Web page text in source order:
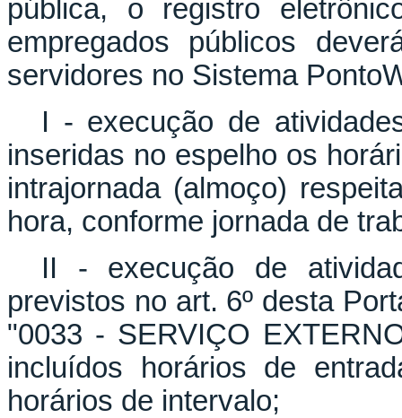
pública, o registro
empregados públicos
servidores no Sistema
I - execução de
inseridas no espelho os
intrajornada (almoço)
hora, conforme jornada de
II - execução de
previstos no art. 6º desta
"0033 - SERVIÇO
incluídos horários de
horários de intervalo;